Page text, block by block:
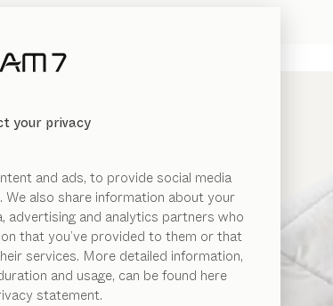
your privacy
and ads, to provide social media
also share information about your
advertising and analytics partners who
that you’ve provided to them or that
services. More detailed information,
and usage, can be found here
statement.